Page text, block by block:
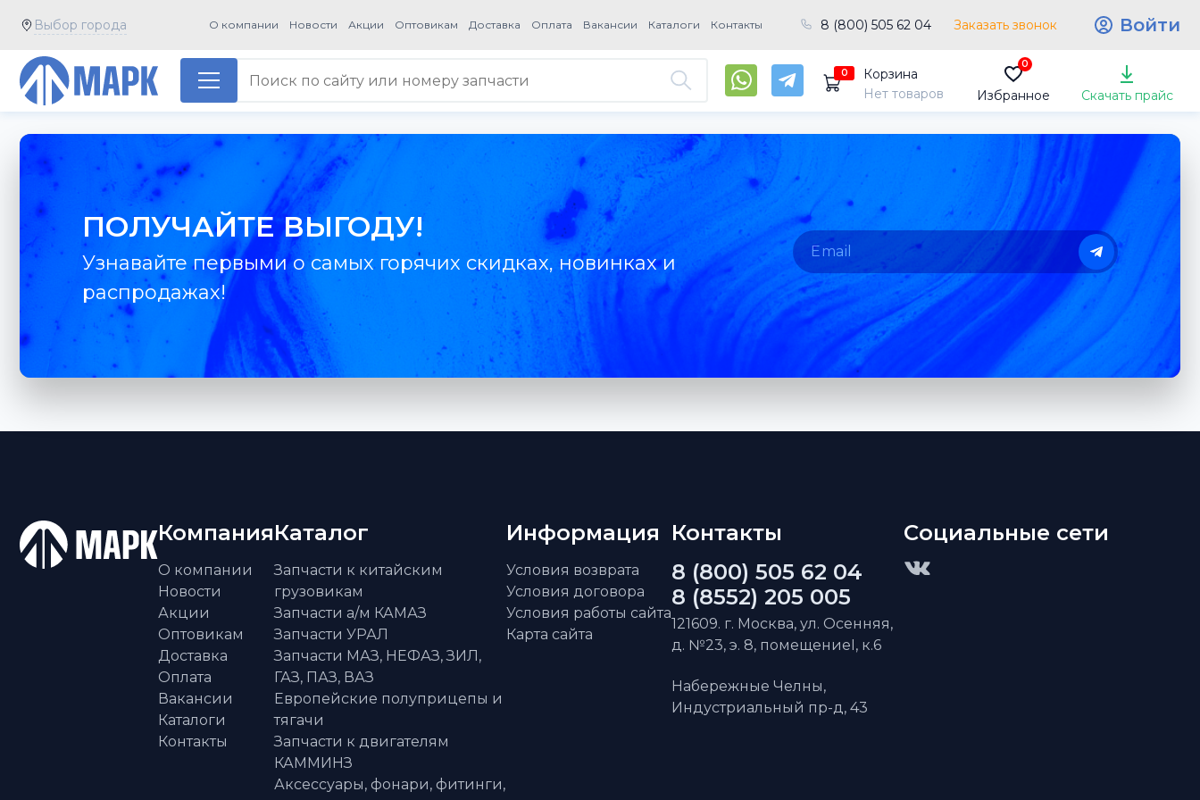
Выбор города О компании Новости Акции Оптовикам Доставка Оплата Вакансии Каталоги Контакты 8 (800) 505 62 04 Заказать звонок Войти
0
Корзина
Нет товаров
0
Избранное Скачать прайс
ПОЛУЧАЙТЕ ВЫГОДУ!
Узнавайте первыми о самых горячих скидках, новинках и
распродажах!
Компания
О компании
Новости
Акции
Оптовикам
Доставка
Оплата
Вакансии
Каталоги
Контакты
Каталог
Запчасти к китайским
грузовикам
Запчасти а/м КАМАЗ
Запчасти УРАЛ
Запчасти МАЗ, НЕФАЗ, ЗИЛ,
ГАЗ, ПАЗ, ВАЗ
Европейские полуприцепы и
тягачи
Запчасти к двигателям
КАММИНЗ
Аксессуары, фонари, фитинги,
Информация
Условия возврата
Условия договора
Условия работы сайта
Карта сайта
Контакты
8 (800) 505 62 04
8 (8552) 205 005
121609. г. Москва, ул. Осенняя,
д. №23, э. 8, помещениеI, к.6
Набережные Челны,
Индустриальный пр-д, 43
Социальные сети